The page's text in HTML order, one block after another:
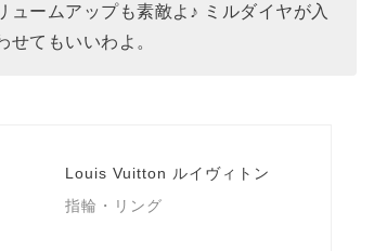
ュームアップも素敵よ♪ ミルダイヤが入
せてもいいわよ。
Louis Vuitton ルイヴィトン
指輪・リング